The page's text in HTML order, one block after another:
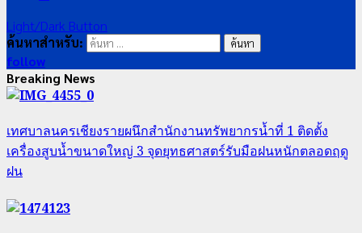
Light/Dark Button
ค้นหาสำหรับ:
follow
Breaking News
เทศบาลนครเชียงรายผนึกสำนักงานทรัพยากรน้ำที่ 1 ติดตั้ง
เครื่องสูบน้ำขนาดใหญ่ 3 จุดยุทธศาสตร์รับมือฝนหนักตลอดฤดู
ฝน